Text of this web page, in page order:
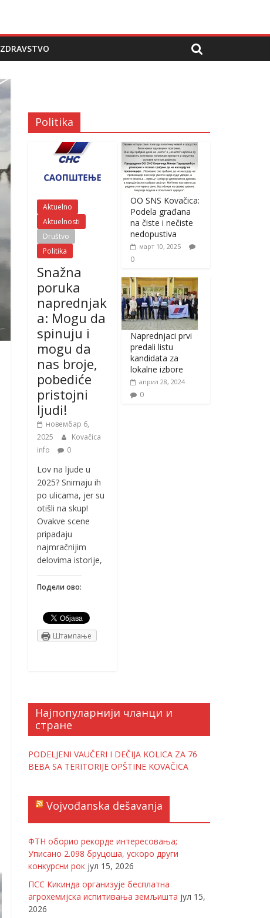
ZDRAVSTVO
Politika
Aktuelno
Aktuelnosti
Društvo
Politika
Snažna
poruka
naprednjak
a: Mogu da
spinuju i
mogu da
nas broje,
pobediće
pristojni
ljudi!
новембар 6,
2025
Kovačica
info
0
Lov na ljude u
2025? Snimaju ih
po ulicama, jer su
otišli na skup!
Ovakve scene
pripadaju
najmračnijim
delovima istorije,
Подели ово:
Штампање
OO SNS Kovačica:
Podela građana
na čiste i nečiste
nedopustiva
март 10, 2025
0
Naprednjaci prvi
predali listu
kandidata za
lokalne izbore
април 28, 2024
0
Најпопуларнији чланци и
стране
PODELJENI VAUČERI I DEČIJA KOLICA ZA 76
BEBA SA TERITORIJE OPŠTINE KOVAČICA
Vojvođanska dešavanja
ФТН оборио рекорде интересовања;
Уписано 2.098 бруцоша, ускоро други
конкурсни рок јул 15, 2026
ПСС Кикинда организује бесплатна
агрохемијска испитивања земљишта јул 15,
2026